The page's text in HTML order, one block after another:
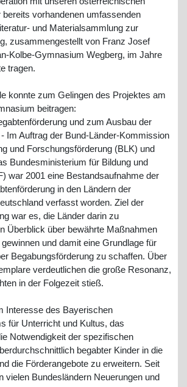
bereits vorhandenen umfassenden
und Materialsammlung zur
zusammengestellt von Franz Josef
Kolbe-Gymnasium Wegberg, im Jahre
tragen.
konnte zum Gelingen des Projektes am
beitragen:
und zum Ausbau der
- Im Auftrag der Bund-Länder-Kommission
und Forschungsförderung (BLK) und
Bundesministerium für Bildung und
war 2001 eine Bestandsaufnahme der
in den Ländern der
verfasst worden. Ziel der
war es, die Länder darin zu
Überblick über bewährte Maßnahmen
und damit eine Grundlage für
Begabungsförderung zu schaffen. Über
verdeutlichen die große Resonanz,
in der Folgezeit stieß.
Interesse des Bayerischen
für Unterricht und Kultus, das
Notwendigkeit der spezifischen
begabter Kinder in die
die Förderangebote zu erweitern. Seit
vielen Bundesländern Neuerungen und